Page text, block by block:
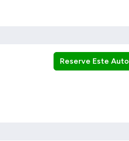
Reserve Este Auto